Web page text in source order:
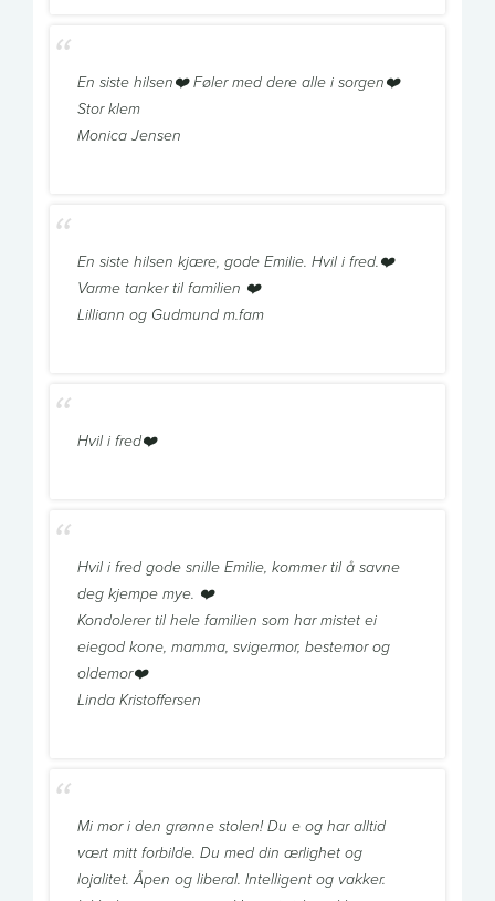
En siste hilsen❤️ Føler med dere alle i sorgen❤️
Stor klem
Monica Jensen
En siste hilsen kjære, gode Emilie. Hvil i fred.❤️
Varme tanker til familien ❤️
Lilliann og Gudmund m.fam
Hvil i fred❤️
Hvil i fred gode snille Emilie, kommer til å savne
deg kjempe mye. ❤️
Kondolerer til hele familien som har mistet ei
eiegod kone, mamma, svigermor, bestemor og
oldemor❤️
Linda Kristoffersen
Mi mor i den grønne stolen! Du e og har alltid
vært mitt forbilde. Du med din ærlighet og
lojalitet. Åpen og liberal. Intelligent og vakker.